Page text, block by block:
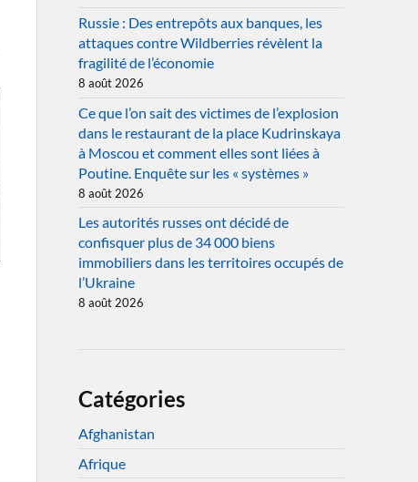
Russie : Des entrepôts aux banques, les
attaques contre Wildberries révèlent la
fragilité de l’économie
8 août 2026
Ce que l’on sait des victimes de l’explosion
dans le restaurant de la place Kudrinskaya
à Moscou et comment elles sont liées à
Poutine. Enquête sur les « systèmes »
8 août 2026
Les autorités russes ont décidé de
confisquer plus de 34 000 biens
immobiliers dans les territoires occupés de
l’Ukraine
8 août 2026
Catégories
Afghanistan
Afrique